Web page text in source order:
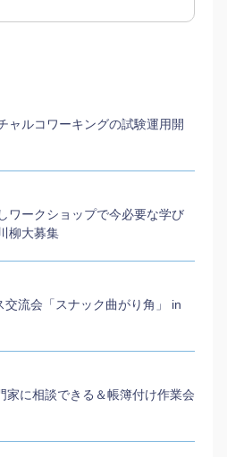
ャルコワーキングの試験運用開
ワークショップで今必要な学び
柳大募集
交流会「スナック曲がり角」 in
に相談できる＆帳簿付け作業会